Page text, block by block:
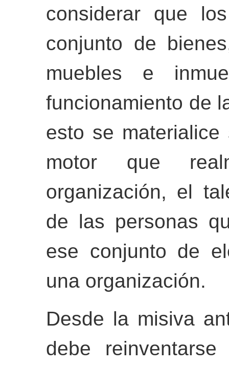
considerar que
conjunto de
muebles e
funcionamiento de
esto se
motor que
organización, el
de las personas
ese conjunto de
una organización.
Desde la misiva
debe